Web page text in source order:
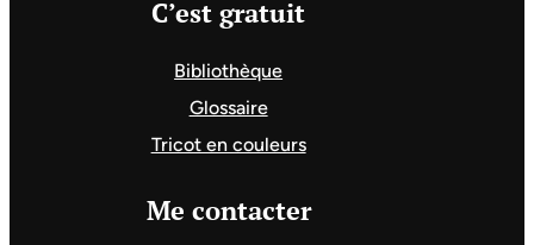
C’est gratuit
Bibliothèque
Glossaire
Tricot en couleurs
Me contacter